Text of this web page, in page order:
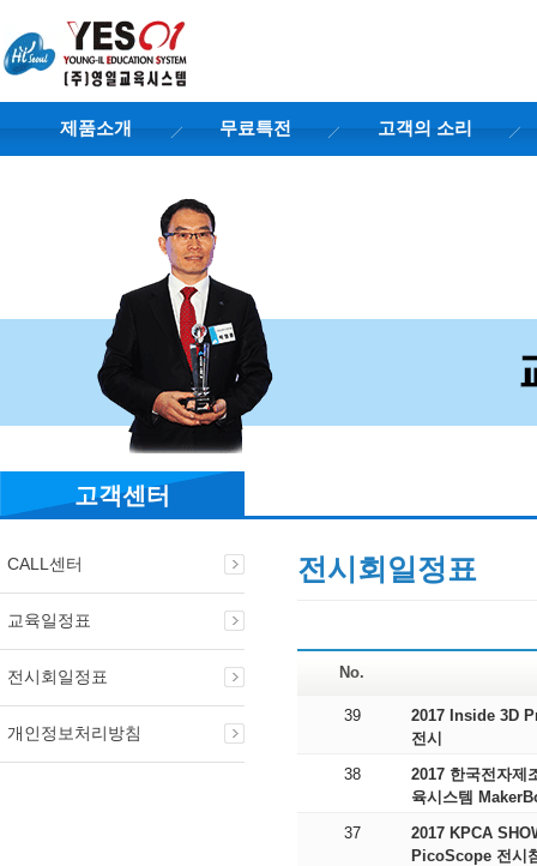
제품소개 무료특전 고객의 소리
고객센터
CALL센터
교육일정표
전시회일정표
개인정보처리방침
전시회일정표
No.
39
2017 Inside 3D
전시
38
2017 한국전자제
육시스템
37
2017 KPCA SHOW / 2017.4.25 ~ 4.27 (주)영일교육시스템 PC기반
PicoScope 전시